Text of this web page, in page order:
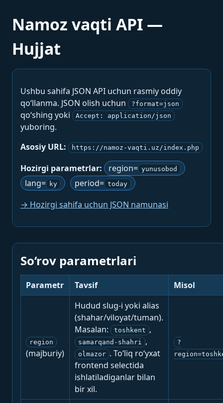
Namoz vaqti API —
Hujjat
Ushbu sahifa JSON API uchun rasmiy oddiy
qo‘llanma. JSON olish uchun
?format=json
qo‘shing yoki Accept: application/json
yuboring.
Asosiy URL:
https://namoz-vaqti.uz/index.php
Hozirgi parametrlar: region= yunusobod
lang= ky period= today
→ Hozirgi sahifa uchun JSON namunasi
So‘rov parametrlari
Parametr Tavsif Misol
region
(majburiy)
Hudud slug-i yoki alias
(shahar/viloyat/tuman).
Masalan:
toshkent ,
samarqand-shahri ,
olmazor . To‘liq ro‘yxat
frontend selectida
ishlatiladiganlar bilan
bir xil.
?